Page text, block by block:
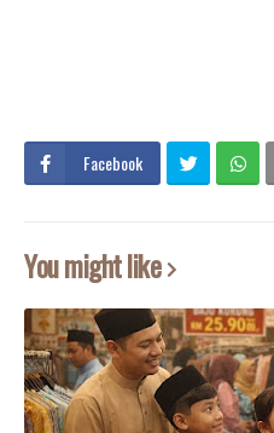
Facebook
You might like